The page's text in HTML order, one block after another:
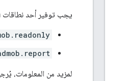
يجب توفير أحد نطاقات OAuth التالية:
لمزيد من المعلومات،